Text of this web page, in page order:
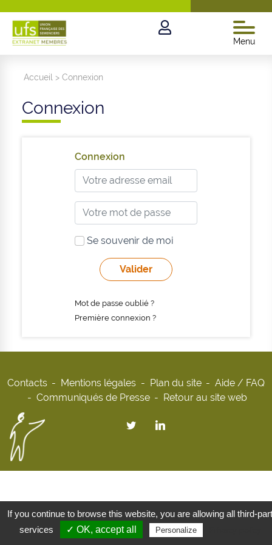
Menu
Accueil >Connexion
Connexion
Connexion
Se souvenir de moi
Mot de passe oublié ?
Première connexion ?
Contacts Mentions légales Plan du site
Aide / FAQ
Communiqués de Presse
Retour au site web
If you continue to browse this website, you are allowing all third-
services
✓ OK, accept all Personalize